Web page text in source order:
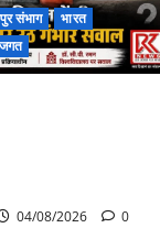
संभाग
भारत
जगत
04/08/2026 0